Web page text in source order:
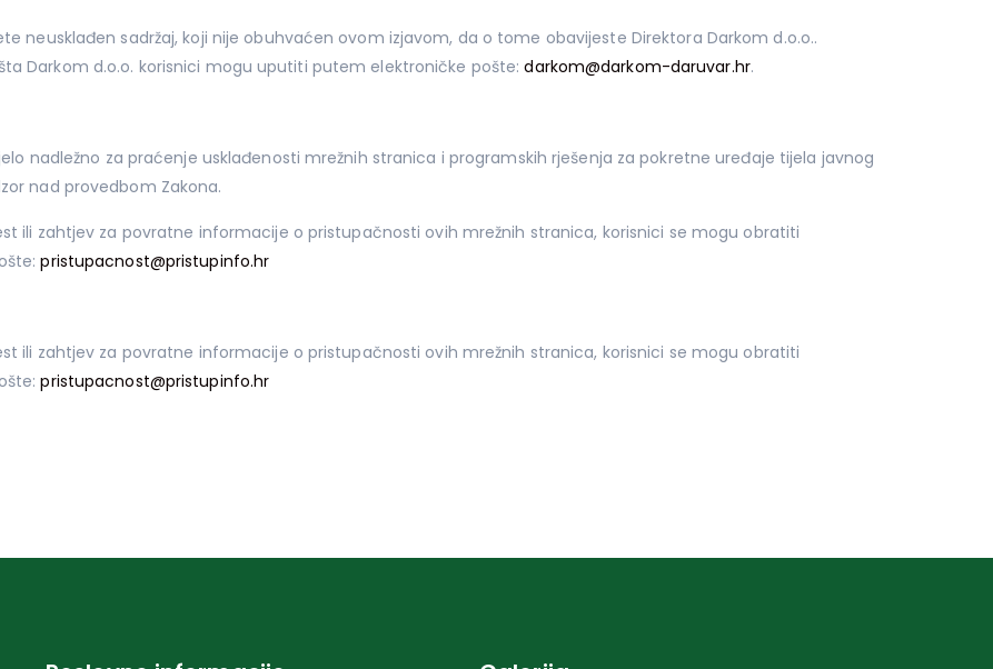
neusklađen sadržaj, koji nije obuhvaćen ovom izjavom, da o tome obavijeste Direktora Darkom d.o.o..
Darkom d.o.o. korisnici mogu uputiti putem elektroničke pošte:darkom@darkom-daruvar.hr.
nadležno za praćenje usklađenosti mrežnih stranica i programskih rješenja za pokretne uređaje tijela javnog
nad provedbom Zakona.
ili zahtjev za povratne informacije o pristupačnosti ovih mrežnih stranica, korisnici se mogu obratiti
pristupacnost@pristupinfo.hr
ili zahtjev za povratne informacije o pristupačnosti ovih mrežnih stranica, korisnici se mogu obratiti
pristupacnost@pristupinfo.hr